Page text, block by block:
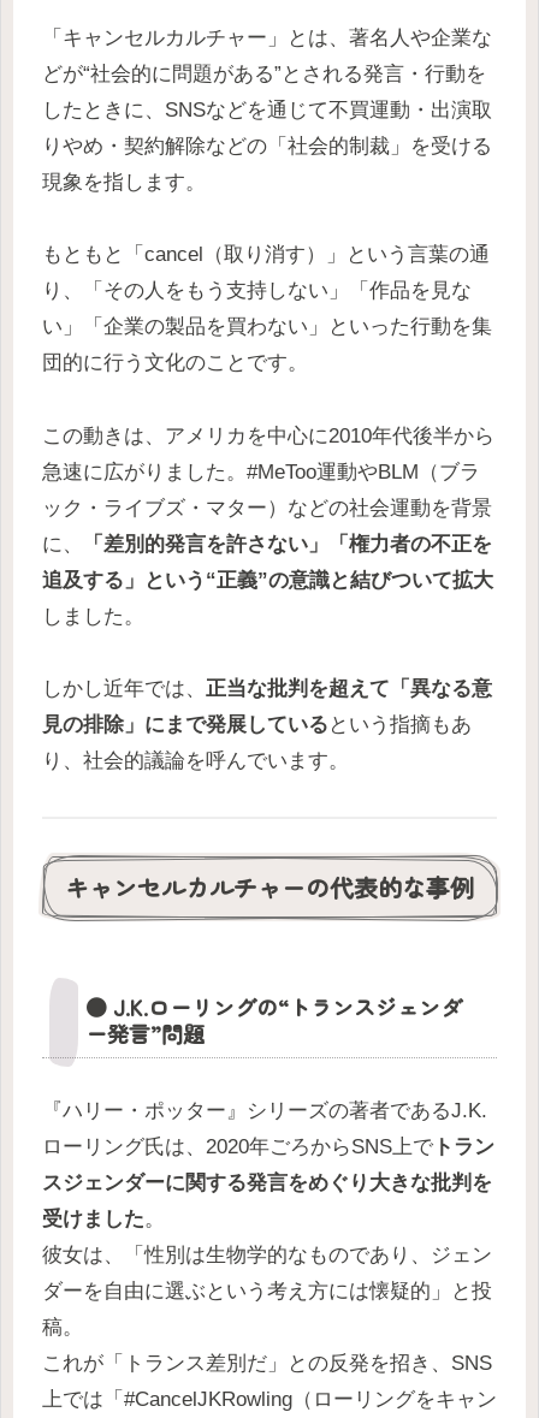
「キャンセルカルチャー」とは、著名人や企業な
どが“社会的に問題がある”とされる発言・行動を
したときに、SNSなどを通じて不買運動・出演取
りやめ・契約解除などの「社会的制裁」を受ける
現象を指します。
もともと「cancel（取り消す）」という言葉の通
り、「その人をもう支持しない」「作品を見な
い」「企業の製品を買わない」といった行動を集
団的に行う文化のことです。
この動きは、アメリカを中心に2010年代後半から
急速に広がりました。#MeToo運動やBLM（ブラ
ック・ライブズ・マター）などの社会運動を背景
に、
「差別的発言を許さない」「権力者の不正を
追及する」という“正義”の意識と結びついて拡大
しました。
しかし近年では、 正当な批判を超えて「異なる意
見の排除」にまで発展している という指摘もあ
り、社会的議論を呼んでいます。
キャンセルカルチャーの代表的な事例
● J.K.ローリングの“トランスジェンダ
ー発言”問題
『ハリー・ポッター』シリーズの著者であるJ.K.
ローリング氏は、2020年ごろからSNS上で トラン
スジェンダーに関する発言をめぐり大きな批判を
受けました。
彼女は、「性別は生物学的なものであり、ジェン
ダーを自由に選ぶという考え方には懐疑的」と投
稿。
これが「トランス差別だ」との反発を招き、SNS
上では「#CancelJKRowling（ローリングをキャン